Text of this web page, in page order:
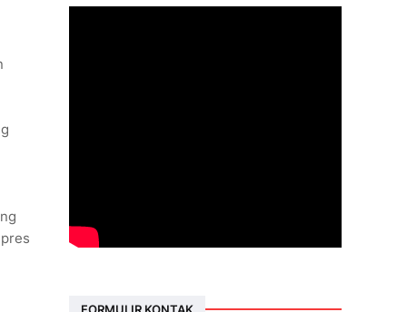
FORMULIR KONTAK